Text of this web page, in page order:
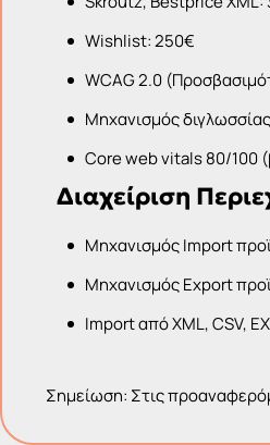
Wishlist: 250€
WCAG 2.0
Μηχανισμός
Core web vitals 80/100
Διαχείριση
Μηχανισμός Import
Μηχανισμός Export
Import από XML, CSV,
Σημείωση: Στις